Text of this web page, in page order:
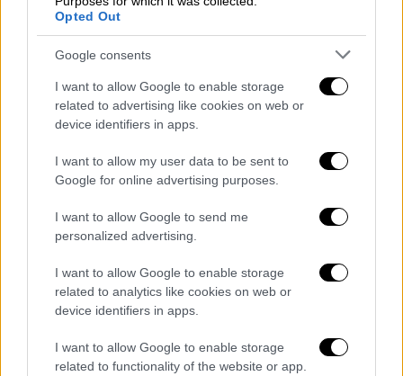
Opted Out
Google consents
I want to allow Google to enable storage
related to advertising like cookies on web or
device identifiers in apps.
I want to allow my user data to be sent to
Google for online advertising purposes.
I want to allow Google to send me
personalized advertising.
I want to allow Google to enable storage
related to analytics like cookies on web or
device identifiers in apps.
I want to allow Google to enable storage
related to functionality of the website or app.
ΑΠΟΣΠΑΣΜΑΤΑ...|08.08.2026 14:01
Ιός του Δυτικού Νείλου: 65 κρούσματα
στην Αττική – 8 ασθενείς σε ΜΕΘ
ΑΠΟΣΠΑΣΜΑΤΑ...|08.08.2026 13:22
Marfin: «Η 46χρονη δεν εμφανίζεται στις
φωτογραφίες» λέει ο δικηγόρος της
ΑΠΟΣΠΑΣΜΑΤΑ... |08.08.2026 13:08
Πολιτική αντιπαράθεση για τη